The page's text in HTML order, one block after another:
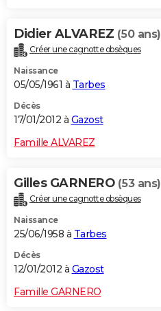
Didier ALVAREZ (50 ans)
Créer une cagnotte obsèques
Naissance
05/05/1961 à Tarbes
Décès
17/01/2012 à Gazost
Famille ALVAREZ
Gilles GARNERO (53 ans)
Créer une cagnotte obsèques
Naissance
25/06/1958 à Tarbes
Décès
12/01/2012 à Gazost
Famille GARNERO